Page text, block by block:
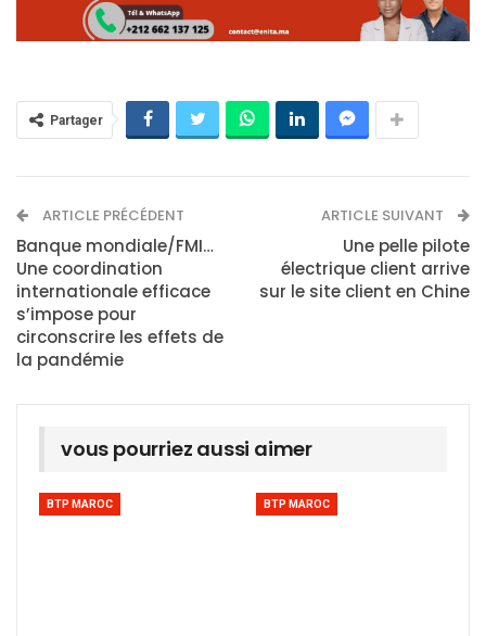
Partager
ARTICLE PRÉCÉDENT
Banque mondiale/FMI…
Une coordination
internationale efficace
s’impose pour
circonscrire les effets de
la pandémie
ARTICLE SUIVANT
Une pelle pilote
électrique client arrive
sur le site client en Chine
vous pourriez aussi aimer
BTP MAROC BTP MAROC